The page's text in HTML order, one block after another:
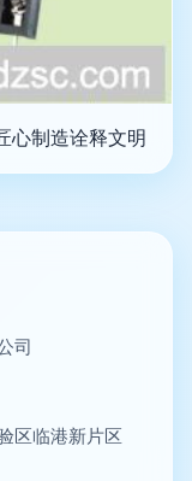
心制造诠释文明
司
区临港新片区